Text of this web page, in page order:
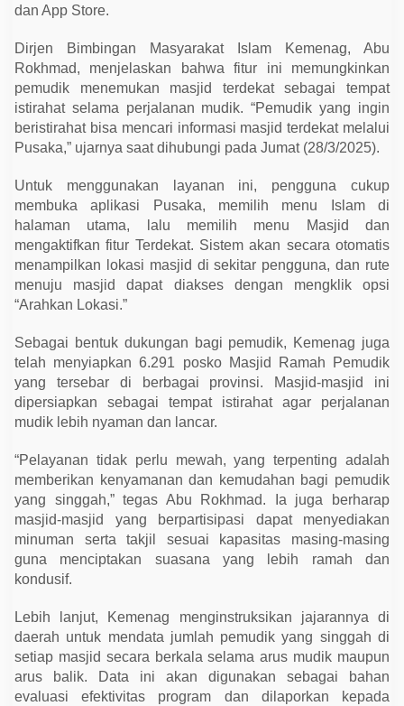
i
k
a
s
i
u
s
a
P
e
u
d
i
k
dan App Store.
Dirjen Bimbingan Masyarakat Islam Kemenag, Abu
Rokhmad, menjelaskan bahwa fitur ini memungkinkan
pemudik menemukan masjid terdekat sebagai tempat
istirahat selama perjalanan mudik. “Pemudik yang ingin
beristirahat bisa mencari informasi masjid terdekat melalui
Pusaka,” ujarnya saat dihubungi pada Jumat (28/3/2025).
Untuk menggunakan layanan ini, pengguna cukup
membuka aplikasi Pusaka, memilih menu Islam di
halaman utama, lalu memilih menu Masjid dan
mengaktifkan fitur Terdekat. Sistem akan secara otomatis
menampilkan lokasi masjid di sekitar pengguna, dan rute
menuju masjid dapat diakses dengan mengklik opsi
“Arahkan Lokasi.”
Sebagai bentuk dukungan bagi pemudik, Kemenag juga
telah menyiapkan 6.291 posko Masjid Ramah Pemudik
yang tersebar di berbagai provinsi. Masjid-masjid ini
dipersiapkan sebagai tempat istirahat agar perjalanan
mudik lebih nyaman dan lancar.
“Pelayanan tidak perlu mewah, yang terpenting adalah
memberikan kenyamanan dan kemudahan bagi pemudik
yang singgah,” tegas Abu Rokhmad. Ia juga berharap
masjid-masjid yang berpartisipasi dapat menyediakan
minuman serta takjil sesuai kapasitas masing-masing
guna menciptakan suasana yang lebih ramah dan
kondusif.
Lebih lanjut, Kemenag menginstruksikan jajarannya di
daerah untuk mendata jumlah pemudik yang singgah di
setiap masjid secara berkala selama arus mudik maupun
arus balik. Data ini akan digunakan sebagai bahan
evaluasi efektivitas program dan dilaporkan kepada